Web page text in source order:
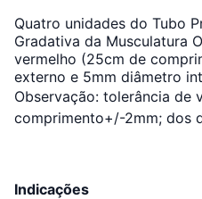
Quatro unidades do Tubo
Gradativa da Musculatura
vermelho (25cm de
externo e 5mm diâmetro
Observação: tolerância de
comprimento+/-2mm; dos
Indicações